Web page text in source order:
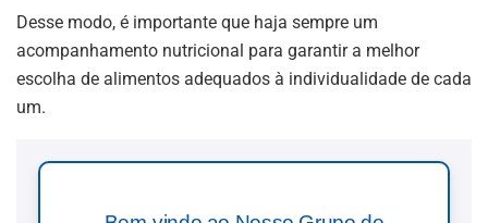
Desse modo, é importante que haja sempre um
acompanhamento nutricional para garantir a melhor
escolha de alimentos adequados à individualidade de cada
um.